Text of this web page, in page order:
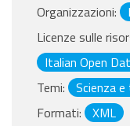
Organizzazioni:
Licenze sulle
Italian Open
Temi:
Scienza
Formati:
XML